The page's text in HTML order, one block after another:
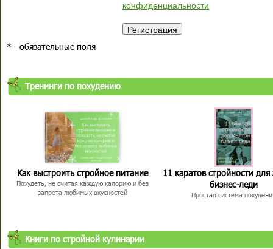
конфиденциальности
* - обязательные поля
Тренинги по похудению
Как выстроить стройное питание
Похудеть, не считая каждую калорию и без
запрета любимых вкусностей
11 каратов стройности для
бизнес-леди
Простая система
Книги по стройной кулинарии